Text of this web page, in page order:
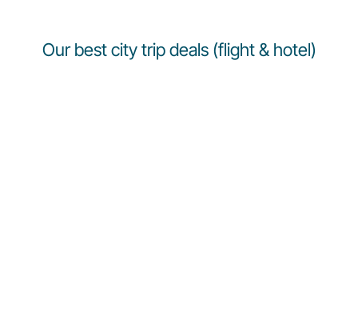
Our best city trip deals (flight & hotel)